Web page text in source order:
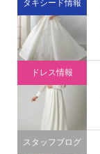
タキシード情報
ドレス情報
スタッフブログ